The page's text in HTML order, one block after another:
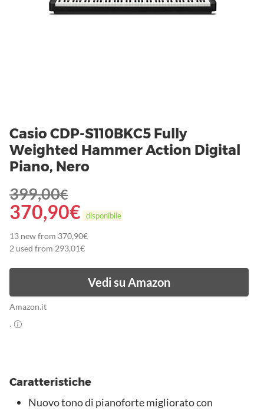
Casio CDP-S110BKC5 Fully
Weighted Hammer Action Digital
Piano, Nero
399,00€
370,90€ disponibile
13 new from 370,90€
2 used from 293,01€
Vedi su Amazon
Amazon.it
.
Caratteristiche
Nuovo tono di pianoforte migliorato con